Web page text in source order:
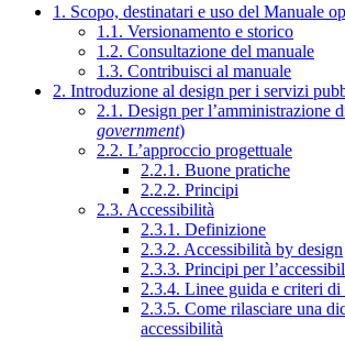
1. Scopo, destinatari e uso del Manuale
1.1. Versionamento e storico
1.2. Consultazione del manuale
1.3. Contribuisci al manuale
2. Introduzione al design per i servizi
2.1. Design per l’amministrazione
government)
2.2. L’approccio progettuale
2.2.1. Buone pratiche
2.2.2. Principi
2.3. Accessibilità
2.3.1. Definizione
2.3.2. Accessibilità by design
2.3.3. Principi per
2.3.4. Linee guida e criteri di
2.3.5. Come rilasciare una
accessibilità